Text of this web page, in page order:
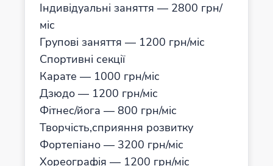
Індивідуальні заняття — 2800 грн/
міс
Групові заняття — 1200 грн/міс
Спортивні секції
Карате — 1000 грн/міс
Дзюдо — 1200 грн/міс
Фітнес/йога — 800 грн/міс
Творчість,сприяння розвитку
Фортепіано — 3200 грн/міс
Хореографія — 1200 грн/міс